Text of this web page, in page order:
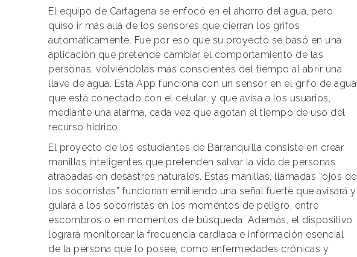
El equipo de Cartagena se enfocó en el ahorro del agua, pero
quiso ir más allá de los sensores que cierran los grifos
automáticamente. Fue por eso que su proyecto se basó en una
aplicación que pretende cambiar el comportamiento de las
personas, volviéndolas más conscientes del tiempo al abrir una
llave de agua. Esta App funciona con un sensor en el grifo de agua
que está conectado con el celular, y que avisa a los usuarios,
mediante una alarma, cada vez que agotan el tiempo de uso del
recurso hídrico.
El proyecto de los estudiantes de Barranquilla consiste en crear
manillas inteligentes que pretenden salvar la vida de personas
atrapadas en desastres naturales. Estas manillas, llamadas “ojos de
los socorristas” funcionan emitiendo una señal fuerte que avisará y
guiará a los socorristas en los momentos de peligro, entre
escombros o en momentos de búsqueda. Además, el dispositivo
logrará monitorear la frecuencia cardiaca e información esencial
de la persona que lo posee, como enfermedades crónicas y